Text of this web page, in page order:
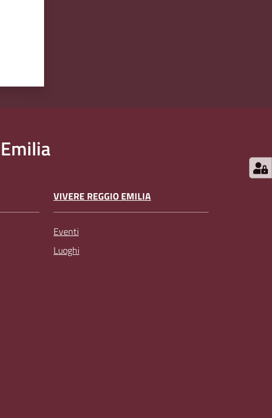
VIVERE REGGIO EMILIA
Eventi
Luoghi